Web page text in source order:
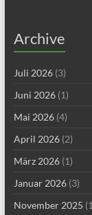
Archive
Juli 2026(3)
Juni 2026(1)
Mai 2026(4)
April 2026(2)
März 2026(1)
Januar 2026(3)
November 2025